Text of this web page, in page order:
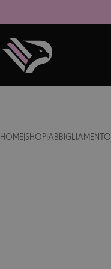
HOME SHOPABBIGLIAMENTO